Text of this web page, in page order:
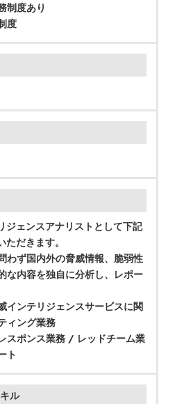
制度あり
度
ジェンスアナリストとして下記
だきます。
わず国内外の脅威情報、脆弱性
な内容を独自に分析し、レポー
インテリジェンスサービスに関
ィング業務
スポンス業務 / レッドチーム業
ト
ル